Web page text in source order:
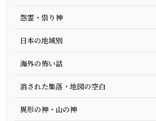
怨霊・祟り神
日本の地域別
海外の怖い話
消された集落・地図の空白
異形の神・山の神